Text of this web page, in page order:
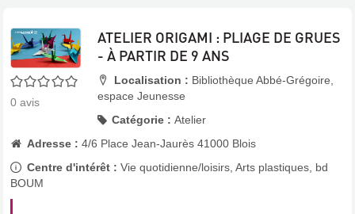
0/5
0 avis
ATELIER ORIGAMI : PLIAGE DE GRUES
- À PARTIR DE 9 ANS
Localisation : Bibliothèque Abbé-Grégoire,
espace Jeunesse
Catégorie : Atelier
Adresse : 4/6 Place Jean-Jaurès 41000 Blois
Centre d'intérêt : Vie quotidienne/loisirs, Arts plastiques, bd
BOUM